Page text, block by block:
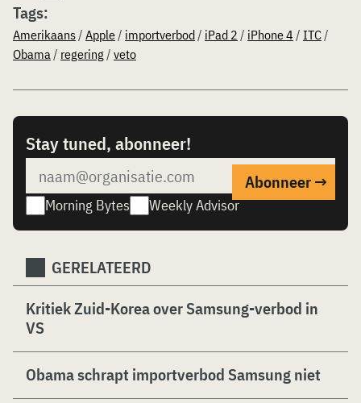
Tags:
Amerikaans/ Apple/ importverbod/ iPad 2 / iPhone 4 / ITC/
Obama/ regering/ veto
Stay tuned, abonneer!
Morning Bytes Weekly Advisor
GERELATEERD
Kritiek Zuid-Korea over Samsung-verbod in
VS
Obama schrapt importverbod Samsung niet